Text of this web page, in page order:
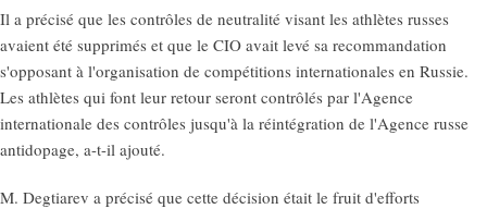
Il a précisé que les contrôles de neutralité visant les athlètes russes
avaient été supprimés et que le CIO avait levé sa recommandation
s'opposant à l'organisation de compétitions internationales en Russie.
Les athlètes qui font leur retour seront contrôlés par l'Agence
internationale des contrôles jusqu'à la réintégration de l'Agence russe
antidopage, a-t-il ajouté.
M. Degtiarev a précisé que cette décision était le fruit d'efforts